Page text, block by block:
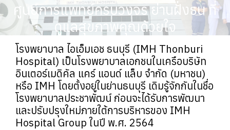
ศูนย์การแพทย์ครบวงจร ย่านฝั่งธน ที่
ดูแลสุขภาพคุณด้วยใจ
โรงพยาบาล ไอเอ็มเอช ธนบุรี (IMH Thonburi
Hospital) เป็นโรงพยาบาลเอกชนในเครือบริษัท
อินเตอร์เมดิคัล แคร์ แอนด์ แล็บ จำกัด (มหาชน)
หรือ IMH โดยตั้งอยู่ในย่านธนบุรี เดิมรู้จักกันในชื่อ
โรงพยาบาลประชาพัฒน์ ก่อนจะได้รับการพัฒนา
และปรับปรุงใหม่ภายใต้การบริหารของ IMH
Hospital Group ในปี พ.ศ. 2564